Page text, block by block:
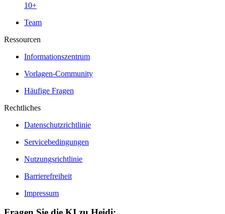
10+
Team
Ressourcen
Informationszentrum
Vorlagen-Community
Häufige Fragen
Rechtliches
Datenschutzrichtlinie
Servicebedingungen
Nutzungsrichtlinie
Barrierefreiheit
Impressum